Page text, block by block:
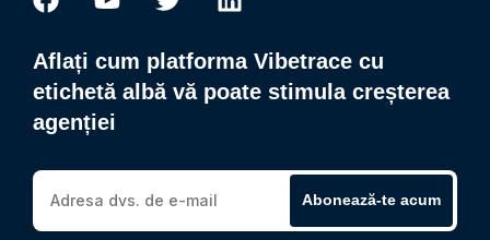
Aflați cum platforma Vibetrace cu
etichetă albă vă poate stimula creșterea
agenției
Abonează-te acum